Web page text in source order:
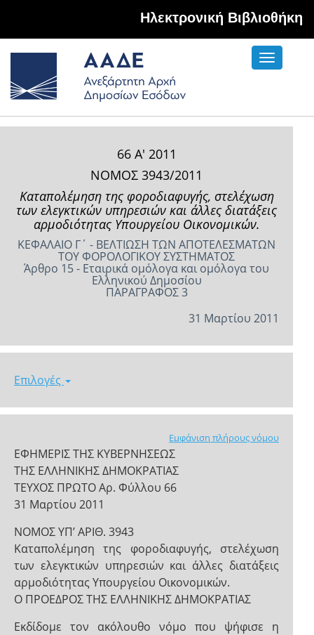
Hλεκτρονική Βιβλιοθήκη
Toggle
66 Α' 2011
ΝΟΜΟΣ 3943/2011
Καταπολέμηση της φοροδιαφυγής, στελέχωση
των ελεγκτικών υπηρεσιών και άλλες διατάξεις
αρμοδιότητας Υπουργείου Οικονομικών.
ΚΕΦΑΛΑΙΟ Γ΄ - ΒΕΛΤΙΩΣΗ ΤΩΝ ΑΠΟΤΕΛΕΣΜΑΤΩΝ
ΤΟΥ ΦΟΡΟΛΟΓΙΚΟΥ ΣΥΣΤΗΜΑΤΟΣ
Άρθρο 15 - Εταιρικά ομόλογα και ομόλογα του
Ελληνικού Δημοσίου
ΠΑΡΑΓΡΑΦΟΣ 3
31 Μαρτίου 2011
Επιλογές
Εμφάνιση πλήρους νόμου
ΕΦΗΜΕΡΙΣ ΤΗΣ ΚΥΒΕΡΝΗΣΕΩΣ
ΤΗΣ ΕΛΛΗΝΙΚΗΣ ΔΗΜΟΚΡΑΤΙΑΣ
ΤΕΥΧΟΣ ΠΡΩΤΟ Αρ. Φύλλου 66
31 Μαρτίου 2011
ΝΟΜΟΣ ΥΠ’ ΑΡΙΘ. 3943
Καταπολέμηση της φοροδιαφυγής, στελέχωση
των ελεγκτικών υπηρεσιών και άλλες διατάξεις
αρμοδιότητας Υπουργείου Οικονομικών.
Ο ΠΡΟΕΔΡΟΣ ΤΗΣ ΕΛΛΗΝΙΚΗΣ ΔΗΜΟΚΡΑΤΙΑΣ
Εκδίδομε τον ακόλουθο νόμο που ψήφισε η